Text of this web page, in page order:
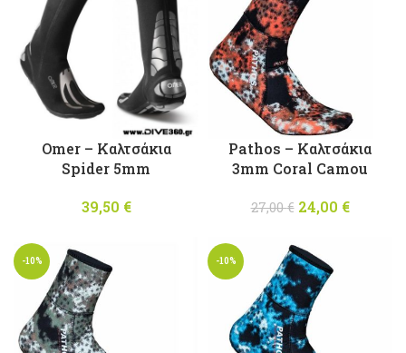
Omer – Καλτσάκια
Spider 5mm
39,50 €
Pathos – Καλτσάκια
3mm Coral Camou
27,00€
Original
24,00 €
-10% -10%